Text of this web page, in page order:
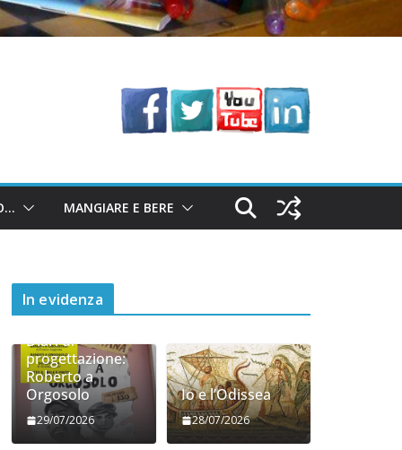
MANGIARE E BERE
In evidenza
Diari di
progettazione:
Roberto a
Orgosolo
29/07/2026
Io e l’Odissea
28/07/2026